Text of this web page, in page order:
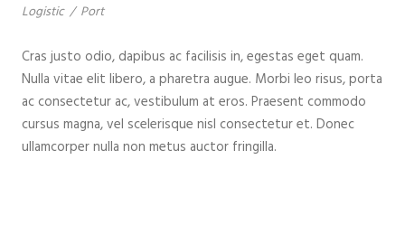
Logistic / Port
Cras justo odio, dapibus ac facilisis in, egestas eget quam.
Nulla vitae elit libero, a pharetra augue. Morbi leo risus, porta
ac consectetur ac, vestibulum at eros. Praesent commodo
cursus magna, vel scelerisque nisl consectetur et. Donec
ullamcorper nulla non metus auctor fringilla.